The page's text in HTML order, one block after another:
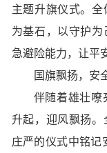
主题升旗仪式。
为基石，以守护
急避险能力，让平
国旗飘扬，安
伴随着雄壮嘹
升起，迎风飘扬
庄严的仪式中铭记